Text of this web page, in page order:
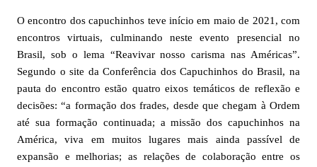
O encontro dos capuchinhos teve início em maio de 2021, com
encontros virtuais, culminando neste evento presencial no
Brasil, sob o lema “Reavivar nosso carisma nas Américas”.
Segundo o site da Conferência dos Capuchinhos do Brasil, na
pauta do encontro estão quatro eixos temáticos de reflexão e
decisões: “a formação dos frades, desde que chegam à Ordem
até sua formação continuada; a missão dos capuchinhos na
América, viva em muitos lugares mais ainda passível de
expansão e melhorias; as relações de colaboração entre os